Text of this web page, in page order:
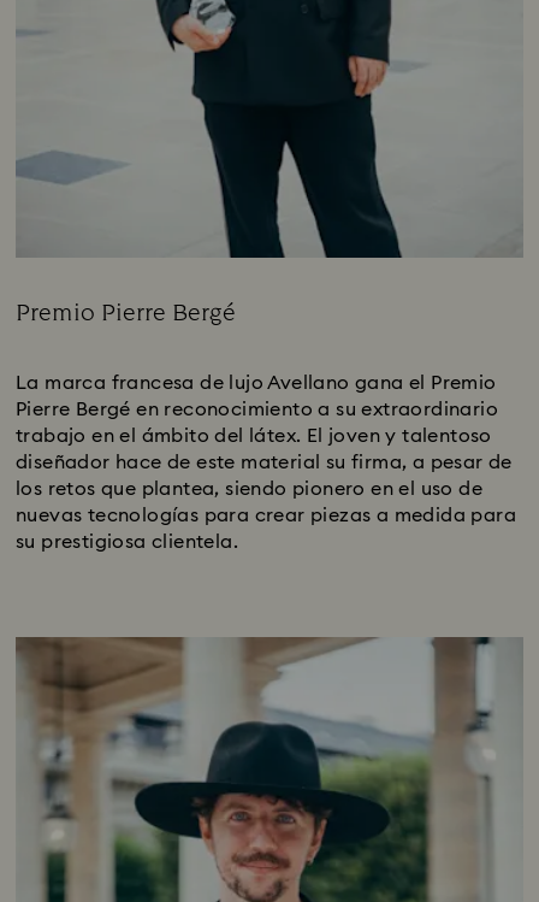
Premio Pierre Bergé
La marca francesa de lujo Avellano gana el Premio
Pierre Bergé en reconocimiento a su extraordinario
trabajo en el ámbito del látex. El joven y talentoso
diseñador hace de este material su firma, a pesar de
los retos que plantea, siendo pionero en el uso de
nuevas tecnologías para crear piezas a medida para
su prestigiosa clientela.